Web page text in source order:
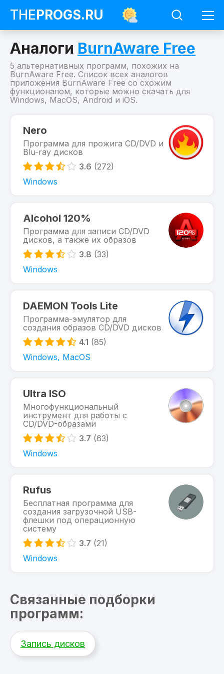
THEPROGS.RU
Аналоги BurnAware Free
5 альтернативных программ, похожих на
BurnAware Free. Список всех аналогов
приложения BurnAware Free со схожим
функционалом, которые можно скачать для
Windows, MacOS, Android и iOS.
BurnAware
Free
Похожие
BurnAware
Free
Nero
Программа для прожига CD/DVD и
Blu-ray дисков
3.6 (272)
Windows
Alcohol 120%
Программа для записи CD/DVD
дисков, а также их образов
3.8 (33)
Windows
DAEMON Tools Lite
Программа-эмулятор для
создания образов CD/DVD дисков
4.1 (85)
Windows, MacOS
Ultra ISO
Многофункциональный
инструмент для работы с
CD/DVD-образами
3.7 (63)
Windows
Rufus
Бесплатная программа для
создания загрузочной USB-
флешки под операционную
систему
3.7 (21)
Windows
Связанные подборки
программ:
Запись дисков